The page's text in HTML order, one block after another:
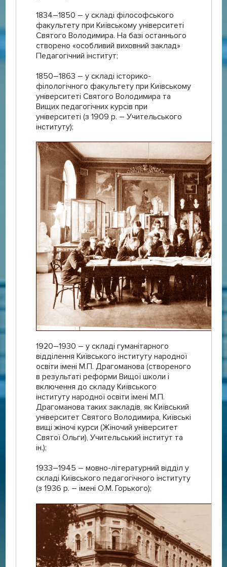
1834–1850 – у складі філософського
факультету при Київському університеті
Святого Володимира. На базі останнього
створено «особливий виховний заклад»
Педагогічний інститут;
1850–1863 – у складі історико-
філологічного факультету при Київському
університеті Святого Володимира та
Вищих педагогічних курсів при
університеті (з 1909 р. – Учительського
інституту);
1920–1930 – у складі гуманітарного
відділення Київського інституту народної
освіти імені М.П. Драгоманова (створеного
в результаті реформи Вищої школи і
включення до складу Київського
інституту народної освіти імені М.П.
Драгоманова таких закладів, як Київський
університет Святого Володимира, Київські
вищі жіночі курси (Жіночий університет
Святої Ольги), Учительський інститут та
ін.);
1933–1945 – мовно-літературний відділ у
складі Київського педагогічного інституту
(з 1936 р. – імені О.М. Горького);